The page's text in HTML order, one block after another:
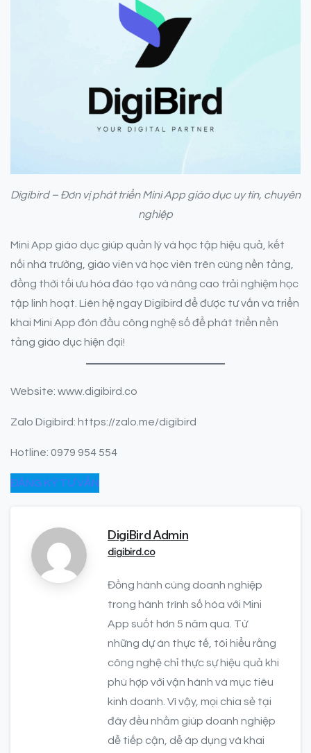
Digibird – Đơn vị phát triển Mini App giáo dục uy tín, chuyên
nghiệp
Mini App giáo dục giúp quản lý và học tập hiệu quả, kết
nối nhà trường, giáo viên và học viên trên cùng nền tảng,
đồng thời tối ưu hóa đào tạo và nâng cao trải nghiệm học
tập linh hoạt. Liên hệ ngay Digibird để được tư vấn và triển
khai Mini App đón đầu công nghệ số để phát triển nền
tảng giáo dục hiện đại!
Website: www.digibird.co
Zalo Digibird: https://zalo.me/digibird
Hotline: 0979 954 554
ĐĂNG KÝ TƯ VẤN
DigiBird Admin
digibird.co
Đồng hành cùng doanh nghiệp
trong hành trình số hóa với Mini
App suốt hơn 5 năm qua. Từ
những dự án thực tế, tôi hiểu rằng
công nghệ chỉ thực sự hiệu quả khi
phù hợp với vận hành và mục tiêu
kinh doanh. Vì vậy, mọi chia sẻ tại
đây đều nhằm giúp doanh nghiệp
dễ tiếp cận, dễ áp dụng và khai